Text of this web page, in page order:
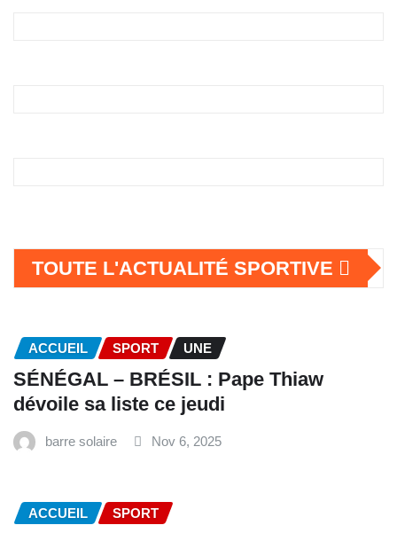
TOUTE L'ACTUALITÉ SPORTIVE
ACCUEIL SPORT UNE
SÉNÉGAL – BRÉSIL : Pape Thiaw
dévoile sa liste ce jeudi
barre solaire Nov 6, 2025
ACCUEIL SPORT